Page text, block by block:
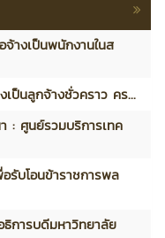
จ้างเป็นพนักงานในส
เป็นลูกจ้างชั่วคราว คร...
: ศูนย์รวมบริการเทค
รับโอนข้าราชการพล
การบดีมหาวิทยาลัย